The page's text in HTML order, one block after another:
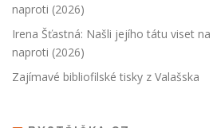
naproti (2026)
Irena Šťastná: Našli jejího tátu viset
naproti (2026)
Zajímavé bibliofilské tisky z Valašska